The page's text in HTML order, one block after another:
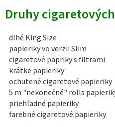
ý
Druhy
dlhé King Size
papieriky vo verzii Slim
cigaretové papriky s filtrami
krátke papieriky
ochutené cigaretové papieriky
5 m "nekonečné" rolls
priehľadné papieriky
farebné cigaretové papieriky